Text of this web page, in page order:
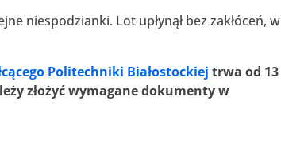
niespodzianki. Lot upłynął bez zakłóceń, w
Politechniki Białostockiej trwa od 13
złożyć wymagane dokumenty w